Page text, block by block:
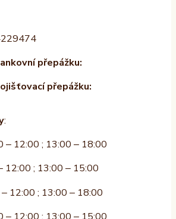
přepážku:
přepážku:
:
– 12:00 ; 13:00 – 18:00
12:00 ; 13:00 – 15:00
12:00 ; 13:00 – 18:00